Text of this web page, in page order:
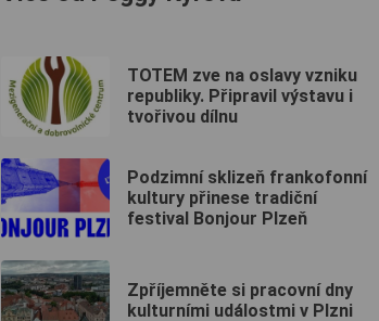
TOTEM zve na oslavy vzniku
republiky. Připravil výstavu i
tvořivou dílnu
Podzimní sklizeň frankofonní
kultury přinese tradiční
festival Bonjour Plzeň
Zpříjemněte si pracovní dny
kulturními událostmi v Plzni